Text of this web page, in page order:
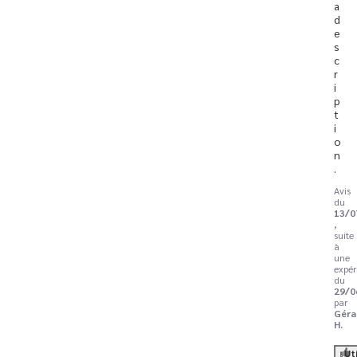
a
d
e
s
c
r
i
p
t
i
o
n
.
Avis
du
13/
,
suite
à
une
du
29/
par
H.